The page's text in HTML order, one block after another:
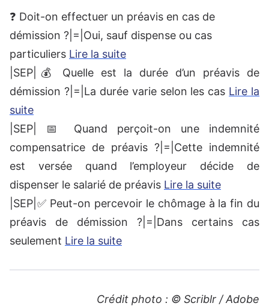
❓ Doit-on effectuer un préavis en cas de
démission ?|=|Oui, sauf dispense ou cas
particuliers Lire la suite
|SEP|💰 Quelle est la durée d’un préavis de
démission ?|=|La durée varie selon les cas Lire la
suite
|SEP| 📅 Quand perçoit-on une indemnité
compensatrice de préavis ?|=|Cette indemnité
est versée quand l’employeur décide de
dispenser le salarié de préavis Lire la suite
|SEP|✅ Peut-on percevoir le chômage à la fin du
préavis de démission ?|=|Dans certains cas
seulement Lire la suite
Crédit photo : © Scriblr / Adobe